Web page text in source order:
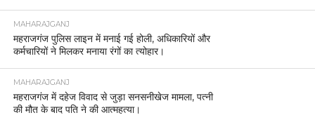
MAHARAJGANJ
महराजगंज पुलिस लाइन में मनाई गई होली, अधिकारियों और
कर्मचारियों ने मिलकर मनाया रंगों का त्योहार।
MAHARAJGANJ
महराजगंज में दहेज विवाद से जुड़ा सनसनीखेज मामला, पत्नी
की मौत के बाद पति ने की आत्महत्या।